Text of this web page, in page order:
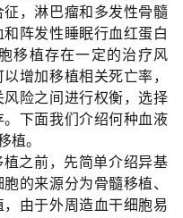
，淋巴瘤和多发性骨髓
阵发性睡眠行血红蛋白
移植存在一定的治疗风
增加移植相关死亡率，
险之间进行权衡，选择
下面我们介绍何种血液
植。
之前，先简单介绍异基
的来源分为骨髓移植、
由于外周造血干细胞易